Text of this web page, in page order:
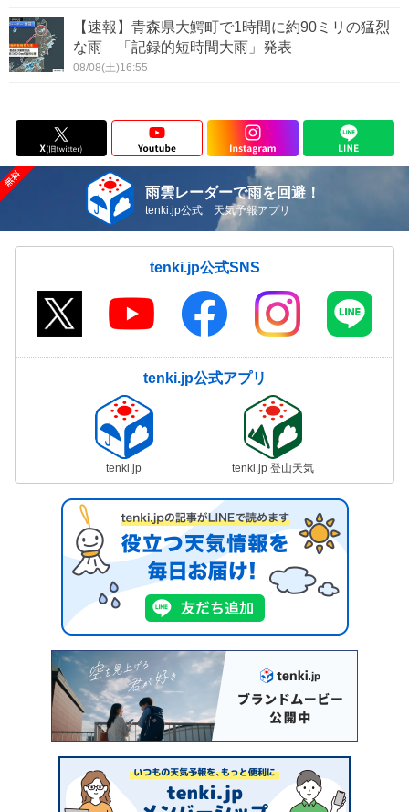
【速報】青森県大鰐町で1時間に約90ミリの猛烈
な雨 「記録的短時間大雨」発表
08/08(土)16:55
雨雲レーダーで雨を回避！
tenki.jp公式 天気予報アプリ
tenki.jp公式SNS
tenki.jp公式アプリ
tenki.jp tenki.jp 登山天気